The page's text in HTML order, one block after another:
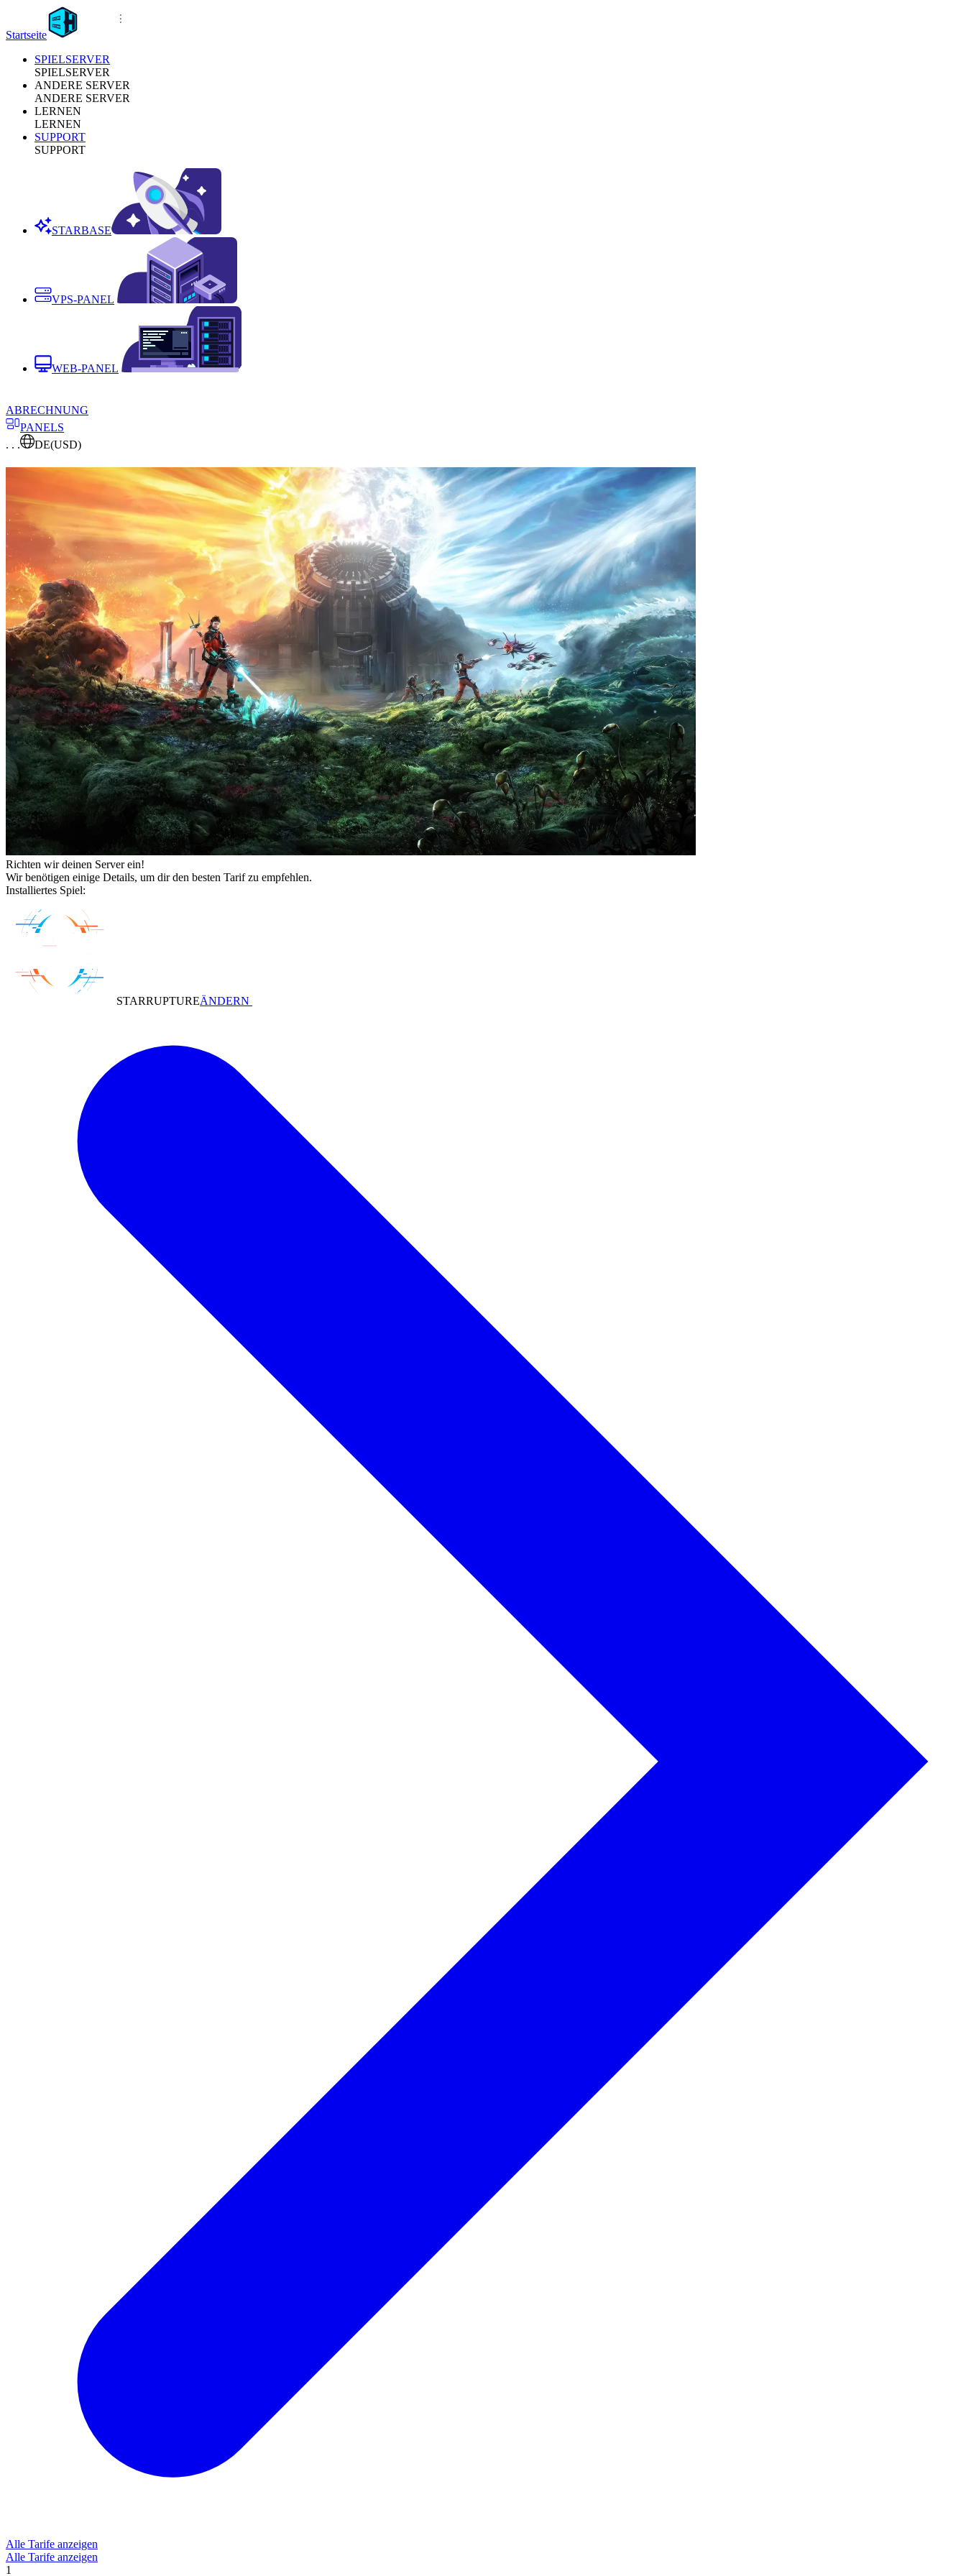
Startseite
SPIELSERVER
SPIELSERVER
ANDERE SERVER
ANDERE SERVER
LERNEN
LERNEN
SUPPORT
SUPPORT
STARBASE
VPS-PANEL
WEB-PANEL
ABRECHNUNG
PANELS
. . .
DE(USD)
Richten wir deinen Server ein!
Wir benötigen einige Details, um dir den besten Tarif zu empfehlen.
Installiertes Spiel:
STARRUPTUREÄNDERN
Alle Tarife anzeigen
Alle Tarife anzeigen
1